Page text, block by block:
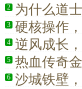
2 为什么道
3 硬核操作
巅峰战神
4 逆风成长
5 热血传奇
6 沙城铁壁